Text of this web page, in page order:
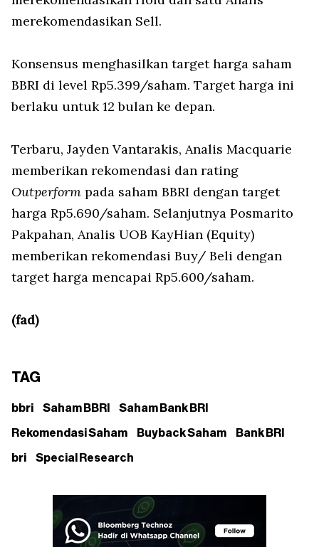
merekomendasikan Sell.
Konsensus menghasilkan target harga saham
BBRI di level Rp5.399/saham. Target harga ini
berlaku untuk 12 bulan ke depan.
Terbaru, Jayden Vantarakis, Analis Macquarie
memberikan rekomendasi dan rating
Outperform pada saham BBRI dengan target
harga Rp5.690/saham. Selanjutnya Posmarito
Pakpahan, Analis UOB KayHian (Equity)
memberikan rekomendasi Buy/ Beli dengan
target harga mencapai Rp5.600/saham.
(fad)
TAG
bbri Saham BBRI Saham Bank BRI
Rekomendasi Saham Buyback Saham Bank BRI
bri Special Research